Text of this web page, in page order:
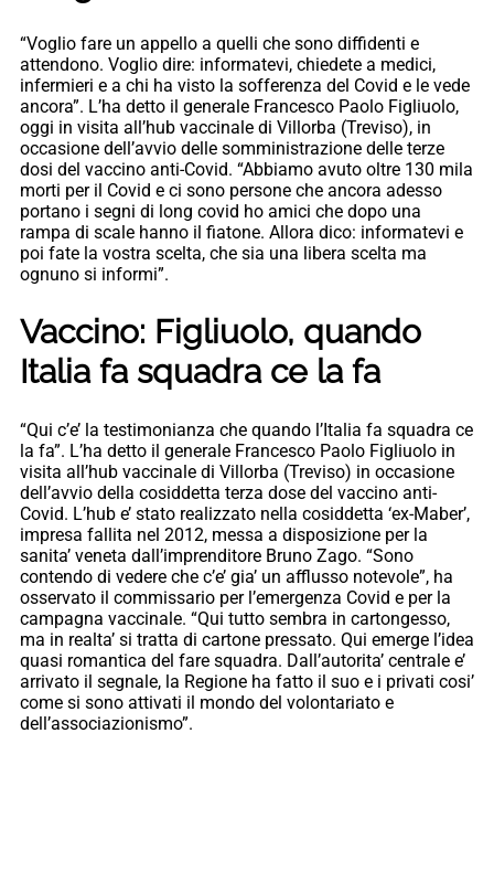
“Voglio fare un appello a quelli che sono diffidenti e
attendono. Voglio dire: informatevi, chiedete a medici,
infermieri e a chi ha visto la sofferenza del Covid e le vede
ancora”. L’ha detto il generale Francesco Paolo Figliuolo,
oggi in visita all’hub vaccinale di Villorba (Treviso), in
occasione dell’avvio delle somministrazione delle terze
dosi del vaccino anti-Covid. “Abbiamo avuto oltre 130 mila
morti per il Covid e ci sono persone che ancora adesso
portano i segni di long covid ho amici che dopo una
rampa di scale hanno il fiatone. Allora dico: informatevi e
poi fate la vostra scelta, che sia una libera scelta ma
ognuno si informi”.
Vaccino: Figliuolo, quando
Italia fa squadra ce la fa
“Qui c’e’ la testimonianza che quando l’Italia fa squadra ce
la fa”. L’ha detto il generale Francesco Paolo Figliuolo in
visita all’hub vaccinale di Villorba (Treviso) in occasione
dell’avvio della cosiddetta terza dose del vaccino anti-
Covid. L’hub e’ stato realizzato nella cosiddetta ‘ex-Maber’,
impresa fallita nel 2012, messa a disposizione per la
sanita’ veneta dall’imprenditore Bruno Zago. “Sono
contendo di vedere che c’e’ gia’ un afflusso notevole”, ha
osservato il commissario per l’emergenza Covid e per la
campagna vaccinale. “Qui tutto sembra in cartongesso,
ma in realta’ si tratta di cartone pressato. Qui emerge l’idea
quasi romantica del fare squadra. Dall’autorita’ centrale e’
arrivato il segnale, la Regione ha fatto il suo e i privati cosi’
come si sono attivati il mondo del volontariato e
dell’associazionismo”.